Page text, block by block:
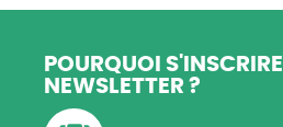
POURQUOI S'INSCRIRE
NEWSLETTER ?